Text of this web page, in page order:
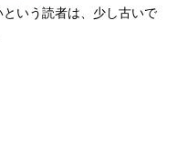
いう読者は、少し古いで